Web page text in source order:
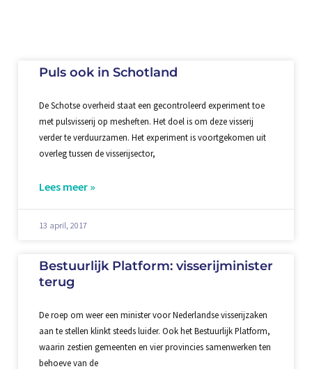
Puls ook in Schotland
De Schotse overheid staat een gecontroleerd experiment toe
met pulsvisserij op mesheften. Het doel is om deze visserij
verder te verduurzamen. Het experiment is voortgekomen uit
overleg tussen de visserijsector,
Lees meer »
13 april, 2017
Bestuurlijk Platform: visserijminister
terug
De roep om weer een minister voor Nederlandse visserijzaken
aan te stellen klinkt steeds luider. Ook het Bestuurlijk Platform,
waarin zestien gemeenten en vier provincies samenwerken ten
behoeve van de